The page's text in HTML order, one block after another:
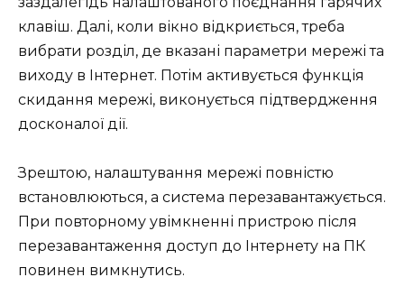
клавіш. Далі, коли вікно відкриється, треба
вибрати розділ, де вказані параметри мережі та
виходу в Інтернет. Потім активується функція
скидання мережі, виконується підтвердження
досконалої дії.
Зрештою, налаштування мережі повністю
встановлюються, а система перезавантажується.
При повторному увімкненні пристрою після
перезавантаження доступ до Інтернету на ПК
повинен вимкнутись.